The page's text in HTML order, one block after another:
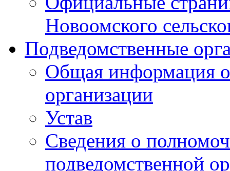
Новоомского
Подведомственные
Общая информация
организации
Устав
Сведения о
подведомственной